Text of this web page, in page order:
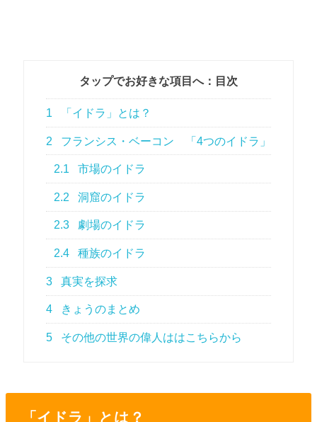
タップでお好きな項目へ：目次
1 「イドラ」とは？
2 フランシス・ベーコン 「4つのイドラ」
2.1 市場のイドラ
2.2 洞窟のイドラ
2.3 劇場のイドラ
2.4 種族のイドラ
3 真実を探求
4 きょうのまとめ
5 その他の世界の偉人ははこちらから
「イドラ」とは？